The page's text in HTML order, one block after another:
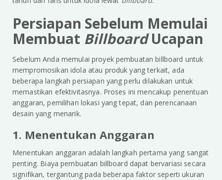
Persiapan Sebelum Memulai
Membuat BillboardUcapan
Sebelum Anda memulai proyek pembuatan billboard untuk
mempromosikan idola atau produk yang terkait, ada
beberapa langkah persiapan yang perlu dilakukan untuk
memastikan efektivitasnya. Proses ini mencakup penentuan
anggaran, pemilihan lokasi yang tepat, dan perencanaan
desain yang menarik.
1. Menentukan Anggaran
Menentukan anggaran adalah langkah pertama yang sangat
penting. Biaya pembuatan billboard dapat bervariasi secara
signifikan, tergantung pada beberapa faktor seperti ukuran